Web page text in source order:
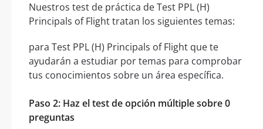
Nuestros test de práctica de Test PPL (H)
Principals of Flight tratan los siguientes temas:
para Test PPL (H) Principals of Flight que te
ayudarán a estudiar por temas para comprobar
tus conocimientos sobre un área específica.
Paso 2: Haz el test de opción múltiple sobre 0
preguntas